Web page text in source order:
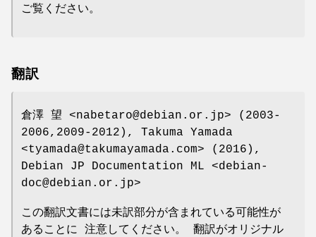
ご覧ください。
翻訳
倉澤 望 <nabetaro@debian.or.jp> (2003-
2006,2009-2012), Takuma Yamada
<tyamada@takumayamada.com> (2016),
Debian JP Documentation ML <debian-
doc@debian.or.jp>
この翻訳文書には未訳部分が含まれている可能性が
あることに 注意してください。 翻訳がオリジナル